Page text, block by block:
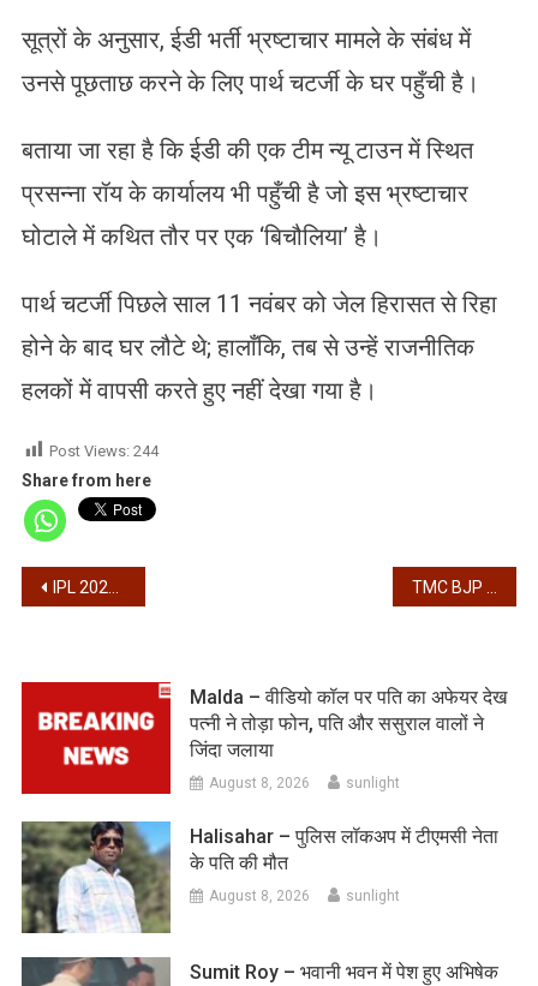
सूत्रों के अनुसार, ईडी भर्ती भ्रष्टाचार मामले के संबंध में
उनसे पूछताछ करने के लिए पार्थ चटर्जी के घर पहुँची है।
बताया जा रहा है कि ईडी की एक टीम न्यू टाउन में स्थित
प्रसन्ना रॉय के कार्यालय भी पहुँची है जो इस भ्रष्टाचार
घोटाले में कथित तौर पर एक ‘बिचौलिया’ है।
पार्थ चटर्जी पिछले साल 11 नवंबर को जेल हिरासत से रिहा
होने के बाद घर लौटे थे; हालाँकि, तब से उन्हें राजनीतिक
हलकों में वापसी करते हुए नहीं देखा गया है।
Post Views: 244
Share from here
Post
IPL 2026 – आईपीएल में आज डबल हेडर, पंजाब बनाम हैदराबाद, सीएसके बनाम दिल्ली TMC BJP – ‘यह तो बस ट्रेलर है’- जनसभा से बोले पीएम मोदी, सीएम ममता का पलटवार, कहा – ‘ये लोग अत्याचारी’
Malda – वीडियो कॉल पर पति का अफेयर देख
पत्नी ने तोड़ा फोन, पति और ससुराल वालों ने
जिंदा जलाया
August 8, 2026 sunlight
Halisahar – पुलिस लॉकअप में टीएमसी नेता
के पति की मौत
August 8, 2026 sunlight
Sumit Roy – भवानी भवन में पेश हुए अभिषेक